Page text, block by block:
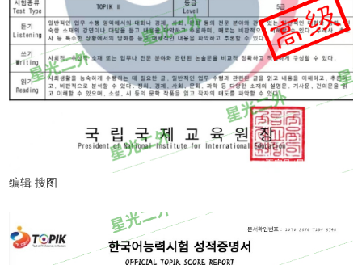
编辑 搜图